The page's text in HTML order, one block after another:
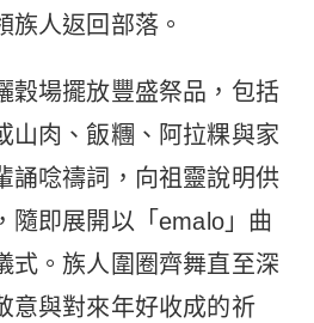
族人返回部落。
穀場擺放豐盛祭品，包括
山肉、飯糰、阿拉粿與家
誦唸禱詞，向祖靈說明供
隨即展開以「emalo」曲
式。族人圍圈齊舞直至深
意與對來年好收成的祈